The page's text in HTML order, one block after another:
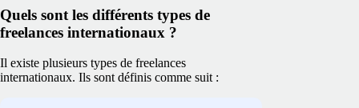
Quels sont les différents types de
freelances internationaux ?
Il existe plusieurs types de freelances
internationaux. Ils sont définis comme suit :